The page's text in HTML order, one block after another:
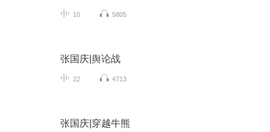
10 5805
张国庆|舆论战
22 4713
张国庆|穿越牛熊